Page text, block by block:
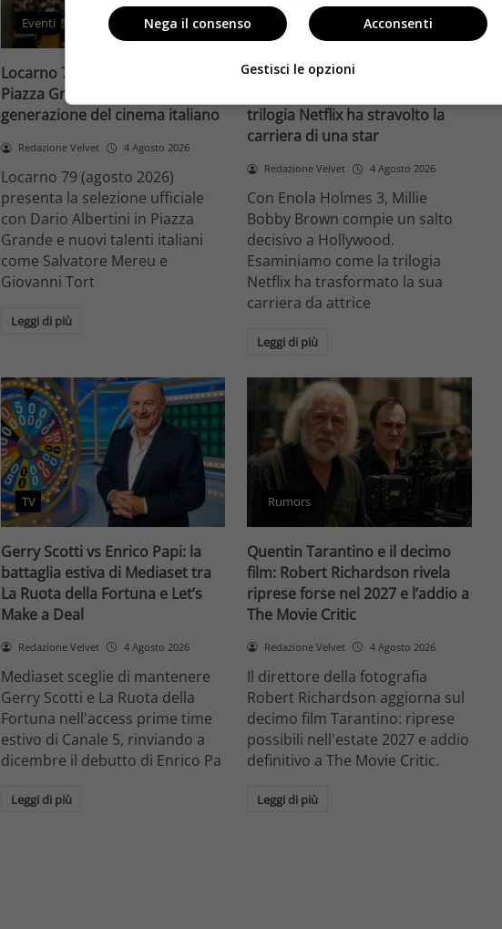
Eventi
Locarno 79, Dario Albertini in
Piazza Grande e la nuova
generazione del cinema italiano
Redazione Velvet 4 Agosto 2026
Locarno 79 (agosto 2026)
presenta la selezione ufficiale
con Dario Albertini in Piazza
Grande e nuovi talenti italiani
come Salvatore Mereu e
Giovanni Tort
Leggi di più
Anteprime
Enola Holmes 3 e il grande salto
trilogia Netflix ha stravolto la
carriera di una star
Redazione Velvet 4 Agosto 2026
Con Enola Holmes 3, Millie
Bobby Brown compie un salto
decisivo a Hollywood.
Esaminiamo come la trilogia
Netflix ha trasformato la sua
carriera da attrice
Leggi di più
TV
Gerry Scotti vs Enrico Papi: la
battaglia estiva di Mediaset tra
La Ruota della Fortuna e Let’s
Make a Deal
Redazione Velvet 4 Agosto 2026
Mediaset sceglie di mantenere
Gerry Scotti e La Ruota della
Fortuna nell'access prime time
estivo di Canale 5, rinviando a
dicembre il debutto di Enrico Pa
Leggi di più
Rumors
Quentin Tarantino e il decimo
film: Robert Richardson rivela
riprese forse nel 2027 e l’addio a
The Movie Critic
Redazione Velvet 4 Agosto 2026
Il direttore della fotografia
Robert Richardson aggiorna sul
decimo film Tarantino: riprese
possibili nell'estate 2027 e addio
definitivo a The Movie Critic.
Leggi di più
Acconsenti
Nega il consenso
Gestisci le opzioni